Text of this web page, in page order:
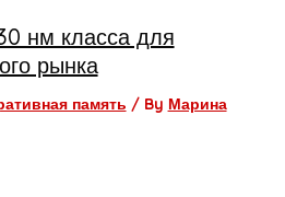
нм класса для
рынка
память / By Марина